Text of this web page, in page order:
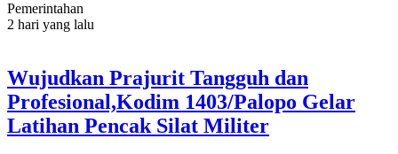
Pemerintahan
2 hari yang lalu
Wujudkan Prajurit Tangguh dan
Profesional,Kodim 1403/Palopo Gelar
Latihan Pencak Silat Militer